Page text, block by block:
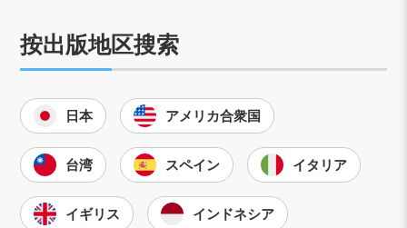
按出版地区搜索
日本 アメリカ合衆国
台湾 スペイン イタリア
イギリス インドネシア